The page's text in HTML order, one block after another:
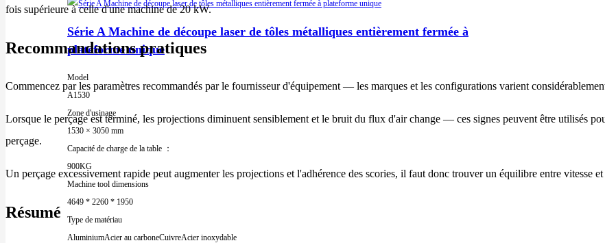
Série A Machine de découpe laser de tôles métalliques entièrement fermée à
plateforme unique
Model
A1530
Zone d'usinage
1530 × 3050 mm
Capacité de charge de la table ：
900KG
Machine tool dimensions
4649 * 2260 * 1950
Type de matériau
AluminiumAcier au carboneCuivreAcier inoxydable
fois supérieure à celle d'une machine de 20 kW.
Recommandations pratiques
Commencez par les paramètres recommandés par le fournisseur d'équipement — les marques et les configurations varient
Lorsque le perçage est terminé, les projections diminuent sensiblement et le bruit du flux d'air change — ces signes peuvent être utilisés
perçage.
Un perçage excessivement rapide peut augmenter les projections et l'adhérence des scories, il faut donc trouver un équilibre entre vitesse
Résumé